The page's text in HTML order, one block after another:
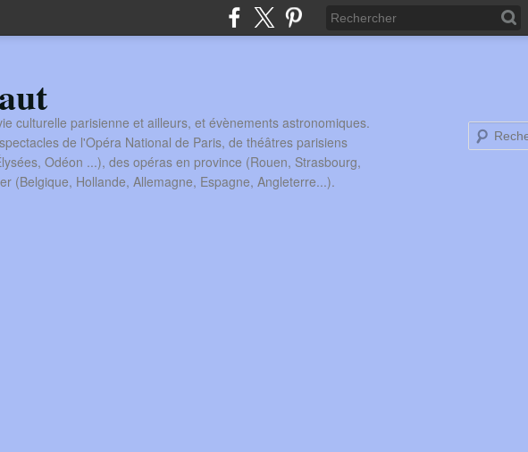
culturelle parisienne et ailleurs, et évènements astronomiques.
de l'Opéra National de Paris, de théâtres parisiens
Odéon ...), des opéras en province (Rouen, Strasbourg,
(Belgique, Hollande, Allemagne, Espagne, Angleterre...).